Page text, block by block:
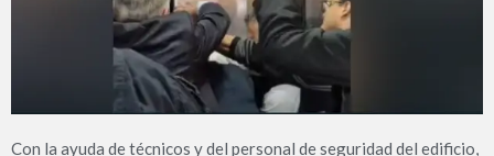
Con la ayuda de técnicos y del personal de seguridad del edificio,